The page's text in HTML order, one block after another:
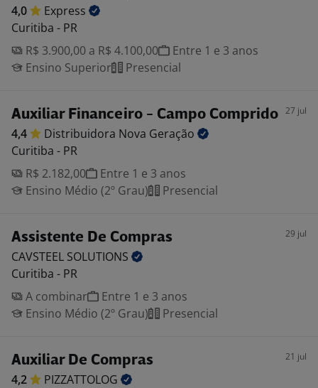
4,0
Express
Curitiba - PR
R$ 3.900,00 a R$ 4.100,00
Entre 1 e 3 anos
Ensino Superior
Presencial
Auxiliar Financeiro - Campo Comprido 27 jul
4,4 Distribuidora Nova Geração
Curitiba - PR
R$ 2.182,00
Entre 1 e 3 anos
Ensino Médio (2º Grau)
Presencial
Assistente De Compras 29 jul
CAVSTEEL SOLUTIONS
Curitiba - PR
A combinar
Entre 1 e 3 anos
Ensino Médio (2º Grau)
Presencial
Auxiliar De Compras 21 jul
4,2
PIZZATTOLOG